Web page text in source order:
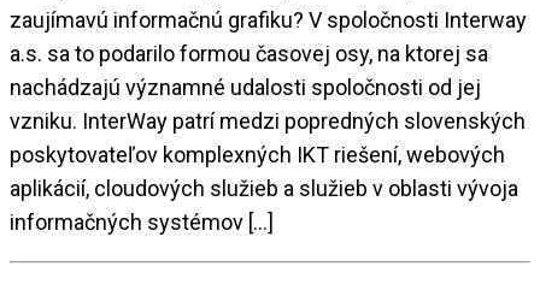
zaujímavú informačnú grafiku? V spoločnosti Interway
a.s. sa to podarilo formou časovej osy, na ktorej sa
nachádzajú významné udalosti spoločnosti od jej
vzniku. InterWay patrí medzi popredných slovenských
poskytovateľov komplexných IKT riešení, webových
aplikácií, cloudových služieb a služieb v oblasti vývoja
informačných systémov […]